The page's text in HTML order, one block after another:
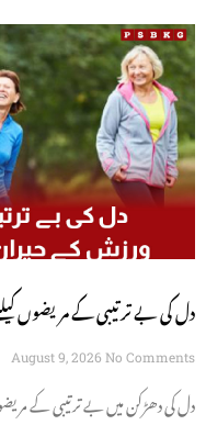
دل کی بے ترتیبی کے مریضوں
August 9, 2026 No Comments
دل کی دھڑکن میں بے ترتیبی کے